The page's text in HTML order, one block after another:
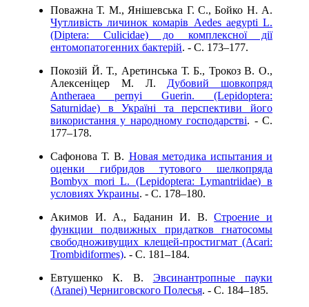
Поважна Т. М., Янішевська Г. С., Бойко Н. А.
Чутливість личинок комарів Aedes aegypti L.
(Diptera: Culicidae) до комплексної дії
ентомопатогенних бактерій. - C. 173–177.
Покозій Й. Т., Аретинська Т. Б., Трокоз В. О.,
Алексеніцер М. Л. Дубовий шовкопряд
Antheraeа pernyi Guerin. (Lepidoptera:
Saturnidae) в Україні та перспективи його
використання у народному господарстві. - C.
177–178.
Сафонова Т. В. Новая методика испытания и
оценки гибридов тутового шелкопряда
Bombyx mori L. (Lepidoptera: Lymantriidae) в
условиях Украины. - C. 178–180.
Акимов И. А., Баданин И. В.Строение и
функции подвижных придатков гнатосомы
свободноживущих клещей-простигмат (Acari:
Trombidiformes). - C. 181–184.
Евтушенко К. В. Эвсинантропные пауки
(Aranei) Черниговского Полесья. - C. 184–185.